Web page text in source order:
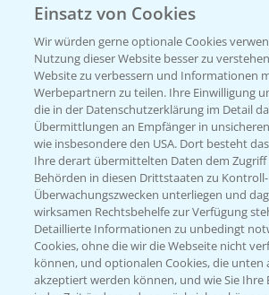
PRE - Chemikalien sicher
Sammelstellen und Termine
Kontakt & Notfall
Beratung auf WhatsApp
T.+49 (0)174 346 564 1
KONTAKT
Einsatz von Cookies
Wir würden gerne optionale Cookies
Nutzung dieser Website besser zu
Website zu verbessern und Informationen
Werbepartnern zu teilen. Ihre Einwilligung
die in der Datenschutzerklärung im Detail
Übermittlungen an Empfänger in
wie insbesondere den USA. Dort besteht
Ihre derart übermittelten Daten dem Zugriff
Behörden in diesen Drittstaaten zu
Überwachungszwecken unterliegen und
wirksamen Rechtsbehelfe zur Verfügung
Detaillierte Informationen zu unbedingt
Cookies, ohne die wir die Webseite nicht
können, und optionalen Cookies, die unten
akzeptiert werden können, und wie Sie Ihre